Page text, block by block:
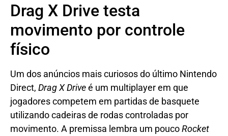
Drag X Drive testa
movimento por controle
físico
Um dos anúncios mais curiosos do último Nintendo
Direct, Drag X Driveé um multiplayer em que
jogadores competem em partidas de basquete
utilizando cadeiras de rodas controladas por
movimento. A premissa lembra um poucoRocket